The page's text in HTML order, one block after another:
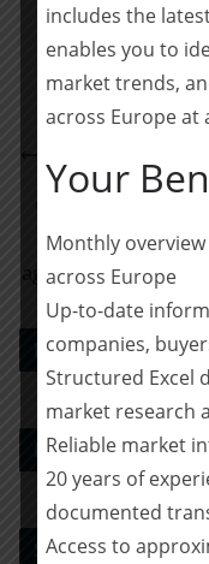
Teilen
beim Verkauf an
on the
agreement to
PE DEALS EUROPE
M&A-Advisor
Strategy
includes the
enables you to
market trends,
across Europe at
Your
Monthly
across Europe
Up-to-date
companies,
Structured Excel
market research
Reliable market
20 years of
documented
Access to